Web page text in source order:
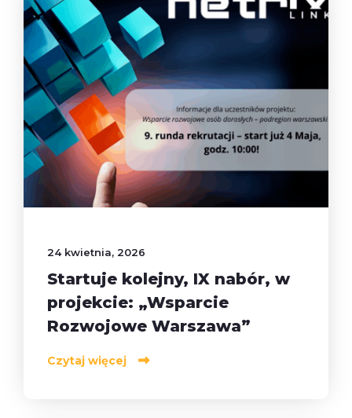
24 kwietnia, 2026
Startuje kolejny, IX nabór, w
projekcie: „Wsparcie
Rozwojowe Warszawa”
Czytaj więcej